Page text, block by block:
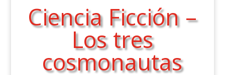
Ciencia Ficción –
Los tres
cosmonautas